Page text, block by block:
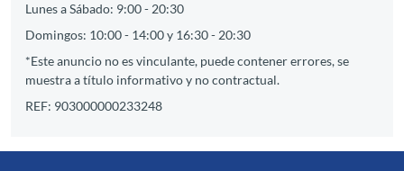
Lunes a Sábado: 9:00 - 20:30
Domingos: 10:00 - 14:00 y 16:30 - 20:30
*Este anuncio no es vinculante, puede contener errores, se
muestra a título informativo y no contractual.
REF: 903000000233248